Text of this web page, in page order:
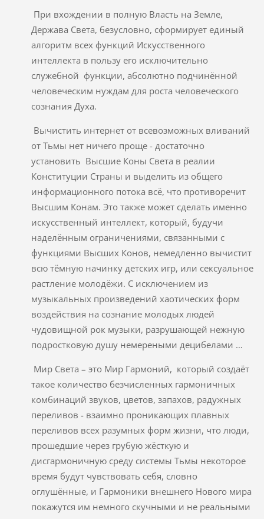
При вхождении в полную Власть на Земле,
Держава Света, безусловно, сформирует единый
алгоритм всех функций Искусственного
интеллекта в пользу его исключительно
служебной функции, абсолютно подчинённой
человеческим нуждам для роста человеческого
сознания Духа.
Вычистить интернет от всевозможных вливаний
от Тьмы нет ничего проще - достаточно
установить Высшие Коны Света в реалии
Конституции Страны и выделить из общего
информационного потока всё, что противоречит
Высшим Конам. Это также может сделать именно
искусственный интеллект, который, будучи
наделённым ограничениями, связанными с
функциями Высших Конов, немедленно вычистит
всю тёмную начинку детских игр, или сексуальное
растление молодёжи. С исключением из
музыкальных произведений хаотических форм
воздействия на сознание молодых людей
чудовищной рок музыки, разрушающей нежную
подростковую душу немереными децибелами …
Мир Света – это Мир Гармоний, который создаёт
такое количество безчисленных гармоничных
комбинаций звуков, цветов, запахов, радужных
переливов - взаимно проникающих плавных
переливов всех разумных форм жизни, что люди,
прошедшие через грубую жёсткую и
дисгармоничную среду системы Тьмы некоторое
время будут чувствовать себя, словно
оглушённые, и Гармоники внешнего Нового мира
покажутся им немного скучными и не реальными